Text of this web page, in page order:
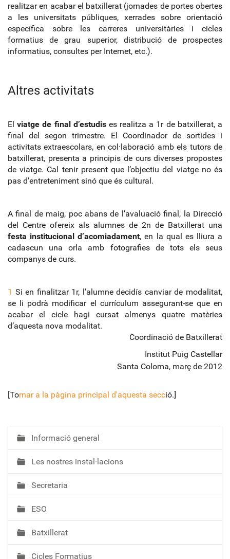
realitzar en acabar el batxillerat (jornades de portes obertes
a les universitats públiques, xerrades sobre orientació
específica sobre les carreres universitàries i cicles
formatius de grau superior, distribució de prospectes
informatius, consultes per Internet, etc.).
Altres activitats
Elviatge de final d’estudises realitza a 1r de batxillerat, a
final del segon trimestre. El Coordinador de sortides i
activitats extraescolars, en col·laboració amb els tutors de
batxillerat, presenta a principis de curs diverses propostes
de viatge. Cal tenir present que l’objectiu del viatge no és
pas d’entreteniment sinó que és cultural.
A final de maig, poc abans de l’avaluació final, la Direcció
del Centre ofereix als alumnes de 2n de Batxillerat una
festa institucional d’acomiadament, en la qual es lliura a
cadascun una orla amb fotografies de tots els seus
companys de curs.
1 Si en finalitzar 1r, l’alumne decidís canviar de modalitat,
se li podrà modificar el currículum assegurant-se que en
acabar el cicle hagi cursat almenys quatre matèries
d’aquesta nova modalitat.
Coordinació de Batxillerat
Institut Puig Castellar
Santa Coloma, març de 2012
[Tornar a la pàgina principal d'aquesta secció.]
N
a
v
e
g
a
c
ó
Informació general
Les nostres instal·lacions
Secretaria
ESO
Batxillerat
Cicles Formatius